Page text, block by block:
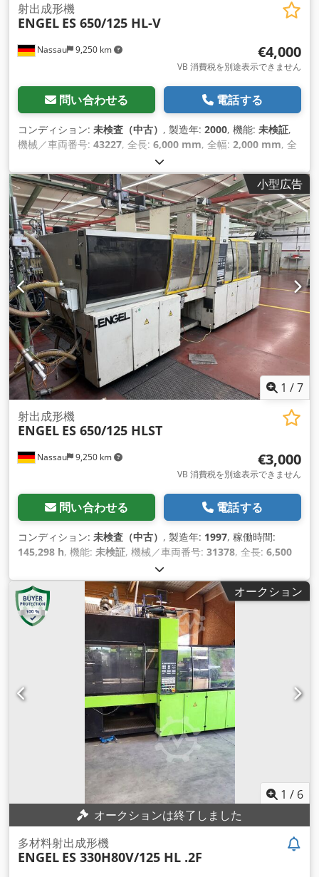
Nassau 9,250 km
射出成形機
ENGEL ES 650/125 HL-V
€4,000
VB 消費税を別途表示できません
問い合わせる 電話する
コンディション: 未検査（中古） , 製造年: 2000, 機能: 未検証,
機械／車両番号: 43227, 全長: 6,000 mm, 全幅: 2,000 mm, 全
小型広告
1 /7
Nassau 9,250 km
射出成形機
ENGEL ES 650/125 HLST
€3,000
VB 消費税を別途表示できません
問い合わせる 電話する
コンディション: 未検査（中古） , 製造年: 1997, 稼働時間:
145,298 h, 機能: 未検証, 機械／車両番号: 31378, 全長: 6,500
2,200 mm
オークション
1 / 6
オークションは終了しました
多材料射出成形機
ENGEL ES 330H80V/125 HL .2F